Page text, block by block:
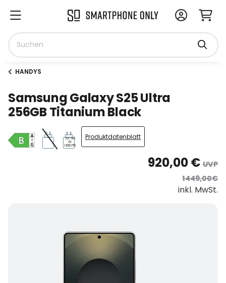
HANDYS
Samsung Galaxy S25 Ultra
256GB Titanium Black
10-45
W
USB PD
Produktdatenblatt
920,00 € UVP
1449,00€
inkl. MwSt.